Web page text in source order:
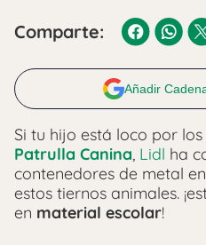
Comparte:
Añadir
Si tu hijo está loco por
Patrulla Canina, Lidl ha
contenedores de metal
estos tiernos animales.
en material escolar!